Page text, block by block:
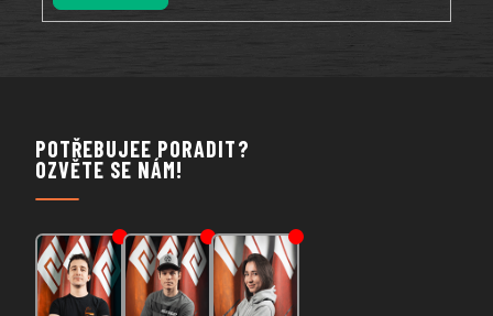
POTŘEBUJEE PORADIT?
OZVĚTE SE NÁM!